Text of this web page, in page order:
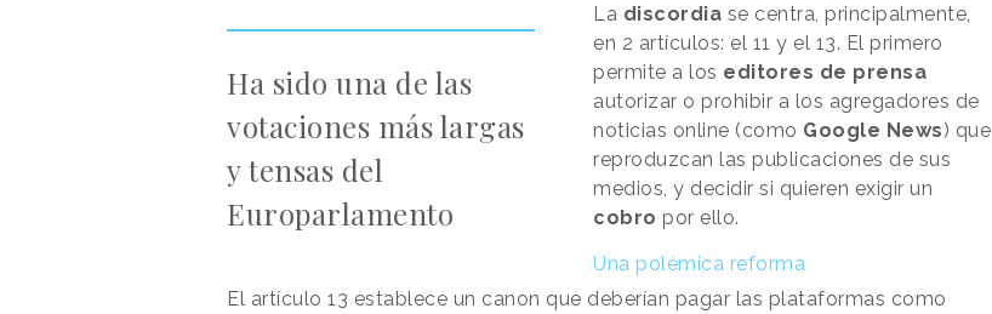
Ha sido una de las
votaciones más largas
y tensas del
Europarlamento
La discordia se centra, principalmente,
en 2 artículos: el 11 y el 13. El primero
permite a los editores de prensa
autorizar o prohibir a los agregadores de
noticias online (como Google News) que
reproduzcan las publicaciones de sus
medios, y decidir si quieren exigir un
cobro por ello.
Una polémica reforma
El artículo 13 establece un canon que deberían pagar las plataformas como